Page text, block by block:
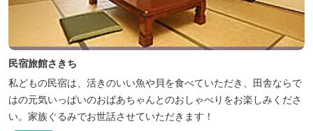
民宿旅館さきち
私どもの民宿は、活きのいい魚や貝を食べていただき、田舎ならで
はの元気いっぱいのおばあちゃんとのおしゃべりをお楽しみくださ
い。家族ぐるみでお世話させていただきます！